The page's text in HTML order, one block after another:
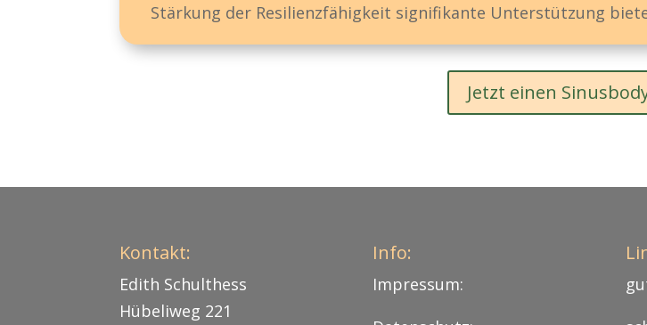
Stärkung der Resilienzfähigkeit signifikante Unterstützung
Jetzt einen
Kontakt:
Edith Schulthess
Hübeliweg 221
Info:
Impressum: